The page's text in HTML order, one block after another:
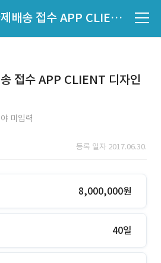
자마린 기반 국제배송 접수 APP CLIENT 디자인 및 개발
접수 APP CLIENT 디자인
미입력
등록 일자 2017.06.30.
8,000,000원
40일